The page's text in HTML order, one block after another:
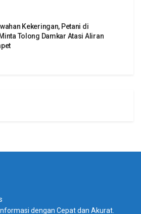
Kekeringan, Petani di
Tolong Damkar Atasi Aliran
dengan Cepat dan Akurat.